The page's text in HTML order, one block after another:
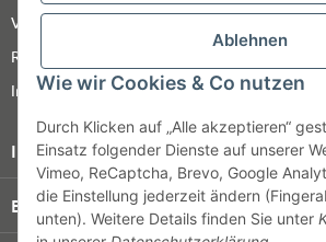
Ablehnen
Wie wir Cookies & Co nutzen
Durch Klicken auf „Alle akzeptieren“
Einsatz folgender Dienste auf unserer
Vimeo, ReCaptcha, Brevo, Google
die Einstellung jederzeit ändern
unten). Weitere Details finden Sie unter
Versandinformationen
Retour
Impressum
Informationen
Bezahlung & Versand